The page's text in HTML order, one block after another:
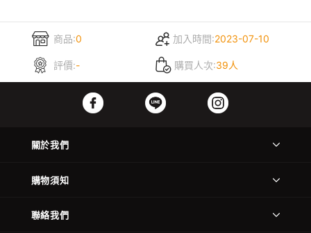
商品:0 加入時間:2023-07-10
評價:- 購買人次:39人
關於我們
購物須知
聯絡我們